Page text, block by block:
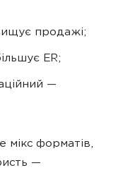
продажі;
ER;
—
мікс форматів,
—